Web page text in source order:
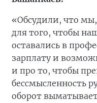
«Обсудили, что
для того, чтобы
оставались в
зарплату и
и про то, чтобы
бессмысленность
оборот